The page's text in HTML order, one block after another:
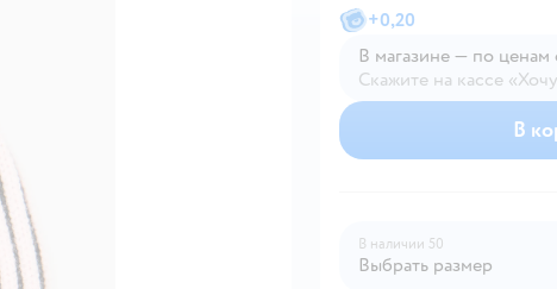
+0,20
В магазине — по ценам
Скажите на кассе
В магазине — по ценам сайта
В
В наличии 50
Выбрать размер